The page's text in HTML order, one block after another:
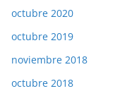
octubre 2020
octubre 2019
noviembre 2018
octubre 2018